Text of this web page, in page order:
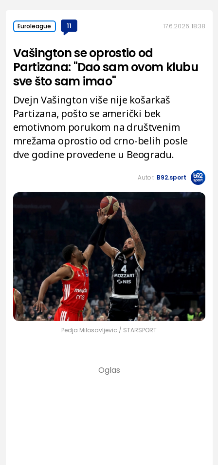
Euroleague 11 17.6.2026. 18:38
Vašington se oprostio od
Partizana: "Dao sam ovom klubu
sve što sam imao"
Dvejn Vašington više nije košarkaš
Partizana, pošto se američki bek
emotivnom porukom na društvenim
mrežama oprostio od crno-belih posle
dve godine provedene u Beogradu.
Autor: B92.sport
Pedja Milosavljevic / STARSPORT